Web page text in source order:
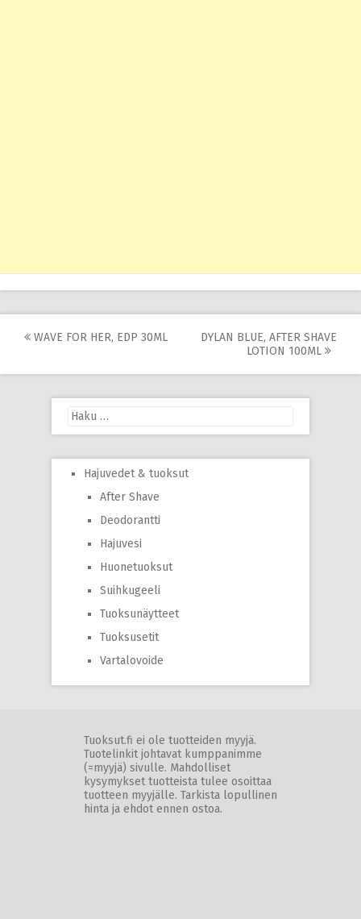
Post
WAVE FOR HER, EDP 30ML
DYLAN BLUE, AFTER SHAVE
LOTION 100ML
Haku:
Hajuvedet & tuoksut
After Shave
Deodorantti
Hajuvesi
Huonetuoksut
Suihkugeeli
Tuoksunäytteet
Tuoksusetit
Vartalovoide
Tuoksut.fi ei ole tuotteiden myyjä.
Tuotelinkit johtavat kumppanimme
(=myyjä) sivulle. Mahdolliset
kysymykset tuotteista tulee osoittaa
tuotteen myyjälle. Tarkista lopullinen
hinta ja ehdot ennen ostoa.